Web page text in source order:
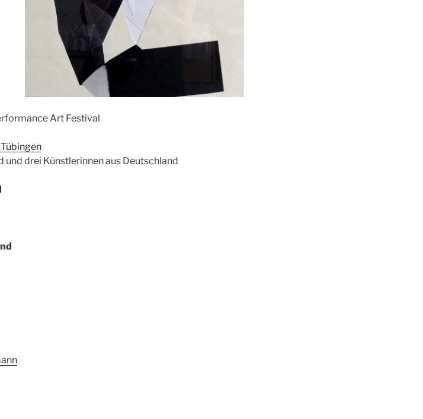
Art Festival
und drei Künstlerinnen aus Deutschland